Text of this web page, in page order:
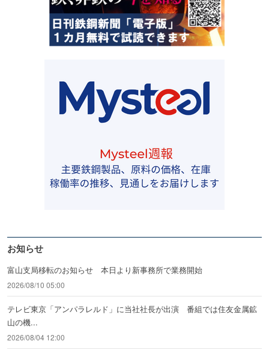
お知らせ
富山支局移転のお知らせ 本日より新事務所で業務開始
2026/08/10 05:00
テレビ東京「アンパラレルド」に当社社長が出演 番組では住友金属鉱
山の機...
2026/08/04 12:00